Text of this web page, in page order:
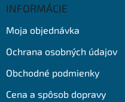
INFORMÁCIE
Moja objednávka
Ochrana osobných údajov
Obchodné podmienky
Cena a spôsob dopravy